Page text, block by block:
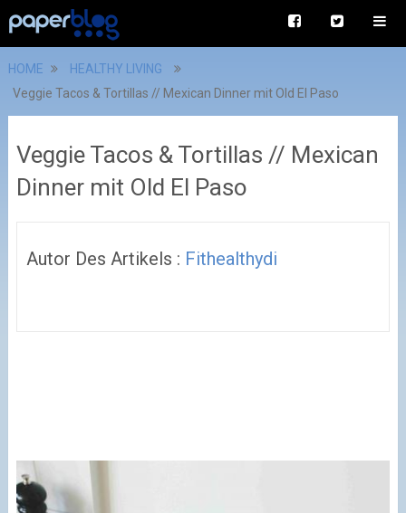
HOME
HEALTHY LIVING
Veggie Tacos & Tortillas // Mexican Dinner mit Old El Paso
Veggie Tacos & Tortillas // Mexican
Dinner mit Old El Paso
Autor Des Artikels : Fithealthydi